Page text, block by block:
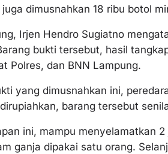
dimusnahkan 18 ribu botol
Irjen Hendro Sugiatno
bukti tersebut, hasil
Polres, dan BNN Lampung.
yang dimusnahkan ini,
barang tersebut
ini, mampu menyelamatkan
ganja dipakai satu orang.